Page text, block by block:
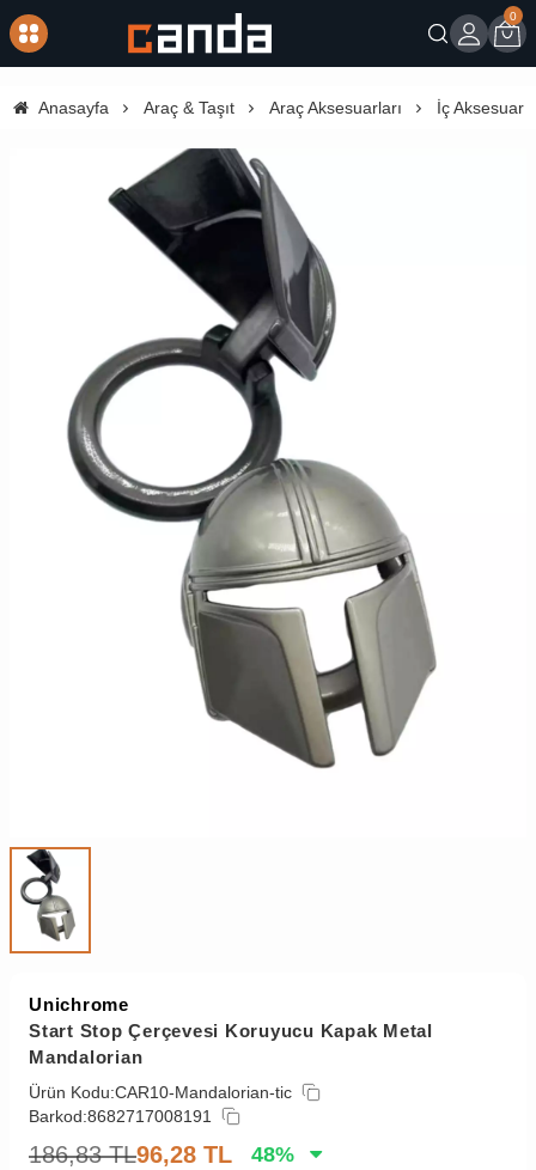
Giriş
0
Anasayfa Araç & Taşıt Araç Aksesuarları İç Aksesuar
Unichrome
Start Stop Çerçevesi Koruyucu Kapak Metal
Mandalorian
Ürün Kodu:CAR10-Mandalorian-tic
Barkod:8682717008191
186,83 TL96,28 TL 48%